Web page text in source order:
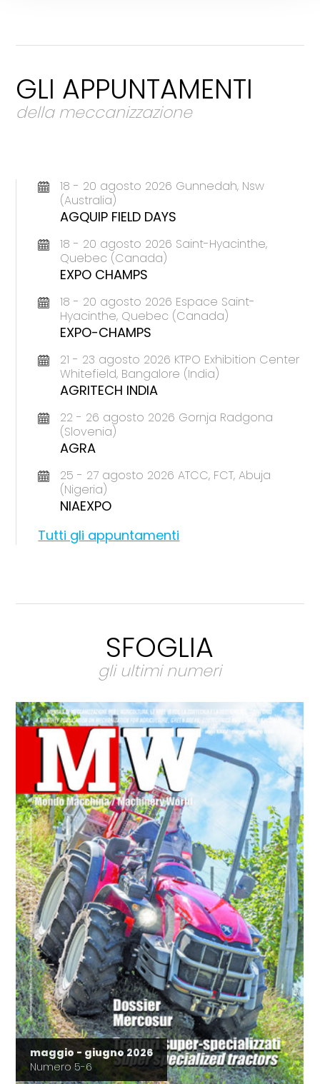
GLI APPUNTAMENTI
della meccanizzazione
18 - 20 agosto 2026 Gunnedah, Nsw
(Australia)
AGQUIP FIELD DAYS
18 - 20 agosto 2026 Saint-Hyacinthe,
Quebec (Canada)
EXPO CHAMPS
18 - 20 agosto 2026 Espace Saint-
Hyacinthe, Quebec (Canada)
EXPO-CHAMPS
21 - 23 agosto 2026 KTPO Exhibition Center
Whitefield, Bangalore (India)
AGRITECH INDIA
22 - 26 agosto 2026 Gornja Radgona
(Slovenia)
AGRA
25 - 27 agosto 2026 ATCC, FCT, Abuja
(Nigeria)
NIAEXPO
Tutti gli appuntamenti
SFOGLIA
gli ultimi numeri
maggio - giugno 2026
Numero 5-6